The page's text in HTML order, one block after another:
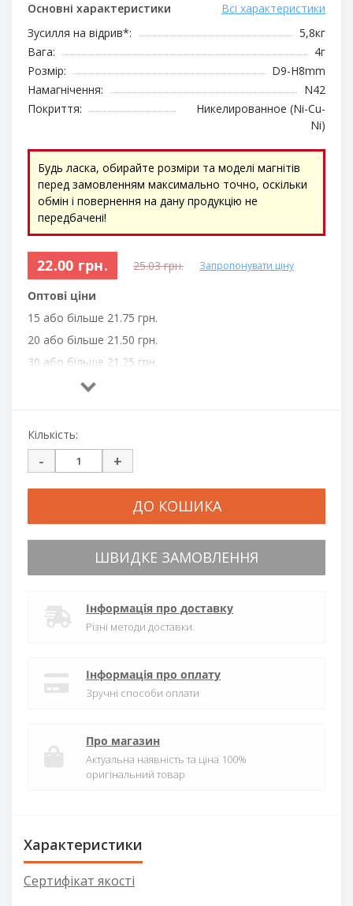
Основні характеристики
Всі характеристики
Зусилля на відрив*:
5,8кг
Вага:
4г
Розмір:
D9-H8mm
Намагнічення:
N42
Покриття:
Никелированное (Ni-Cu-
Ni)
Будь ласка, обирайте розміри та моделі магнітів
перед замовленням максимально точно, оскільки
обмін і повернення на дану продукцію не
передбачені!
22.00 грн. 25.03 грн. Запропонувати ціну
Оптові ціни
15 або більше 21.75 грн.
20 або більше 21.50 грн.
30 або більше 21.25 грн.
40 або більше 21.00 грн.
300 або більше 20.50 грн.
500 або більше 20.00 грн.
Кількість:
- +
ДО КОШИКА
ШВИДКЕ ЗАМОВЛЕННЯ
Інформація про доставку
Різні методи доставки.
Інформація про оплату
Зручні способи оплати
Про магазин
Актуальна наявність та ціна 100%
оригінальний товар
Характеристики
Сертифікат якості